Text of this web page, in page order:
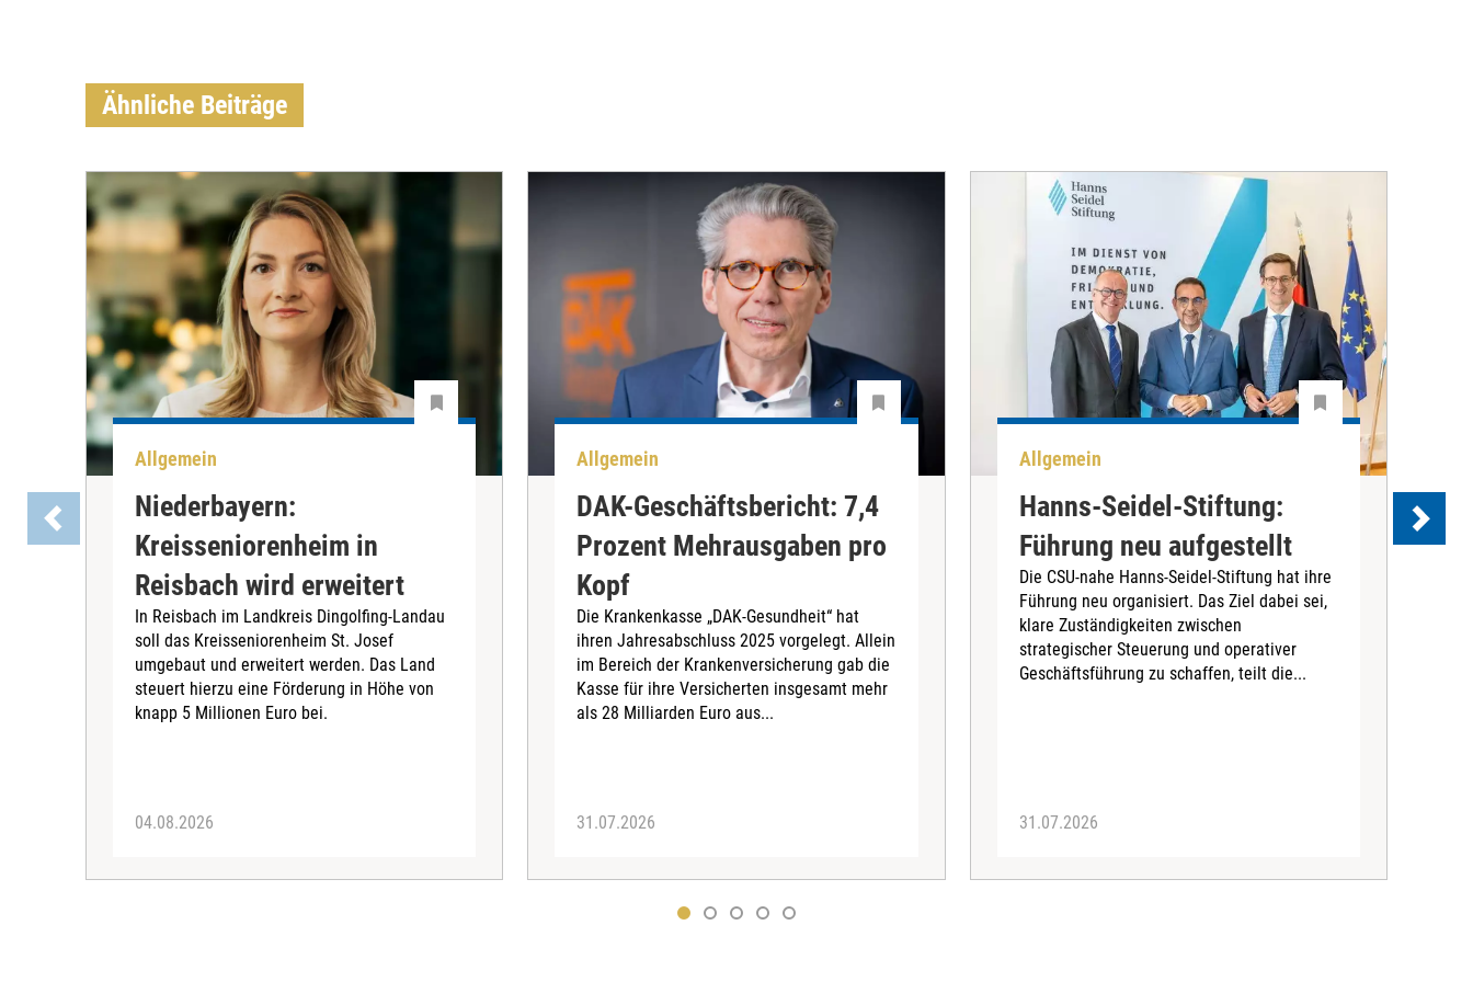
Ähnliche Beiträge
Allgemein
Niederbayern:
Kreisseniorenheim in
Reisbach wird erweitert
In Reisbach im Landkreis Dingolfing-Landau
soll das Kreisseniorenheim St. Josef
umgebaut und erweitert werden. Das Land
steuert hierzu eine Förderung in Höhe von
knapp 5 Millionen Euro bei.
04.08.2026
Allgemein
DAK-Geschäftsbericht: 7,4
Prozent Mehrausgaben pro
Kopf
Die Krankenkasse „DAK-Gesundheit“ hat
ihren Jahresabschluss 2025 vorgelegt. Allein
im Bereich der Krankenversicherung gab die
Kasse für ihre Versicherten insgesamt mehr
als 28 Milliarden Euro aus...
31.07.2026
Allgemein
Hanns-Seidel-Stiftung:
Führung neu aufgestellt
Die CSU-nahe Hanns-Seidel-Stiftung hat ihre
Führung neu organisiert. Das Ziel dabei sei,
klare Zuständigkeiten zwischen
strategischer Steuerung und operativer
Geschäftsführung zu schaffen, teilt die...
31.07.2026